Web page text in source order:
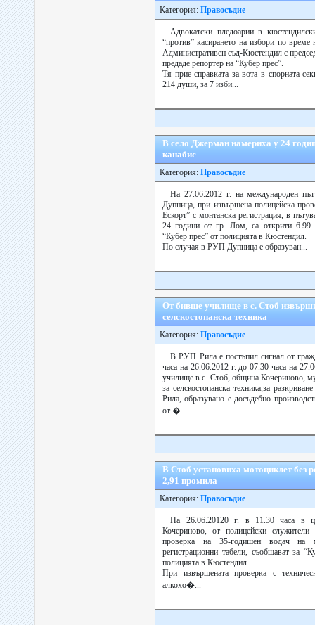
Категория: Правосъдие
Адвокатски пледоарии в
“против” касирането на избори по време
Административен съд-Кюстендил с
предаде репортер на “Кубер прес”.
Тя прие справката за вота в спорната
214 души, за 7 изби...
В село Джерман намериха у 24
канабис
Категория: Правосъдие
На 27.06.2012 г. на международен
Дупница, при извършена полицейска
Ескорт” с монтанска регистрация, в
24 години от гр. Лом, са открити 6.99
“Кубер прес” от полицията в Кюстендил.
По случая в РУП Дупница е образуван...
От бивше училище в с. Стоб
селскостопанска техника
Категория: Правосъдие
В РУП Рила е постъпил сигнал от
часа на 26.06.2012 г. до 07.30 часа на
училище в с. Стоб, община Кочериново,
за селскостопанска техника,за
Рила, образувано е досъдебно
от �...
В Стоб установиха мотоциклет без
2,91 промила
Категория: Правосъдие
На 26.06.20120 г. в 11.30 часа в
Кочериново, от полицейски
проверка на 35-годишен водач на
регистрационни табели, съобщават за
полицията в Кюстендил.
При извършената проверка с
алкохо�...